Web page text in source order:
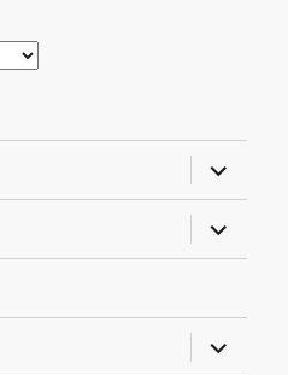
almenü
almenü
almenü